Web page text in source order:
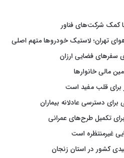
کمک شرکت‌های فناور
تهران؛ لاستیک خودروها متهم اصلی
سفرهای فضایی ارزان
مالی خانوارها
برای قلب مفید است
دسترسی عادلانه بیماران
تکمیل طرح‌های عمرانی
غیرمنتظره است
کشور در استان زنجان